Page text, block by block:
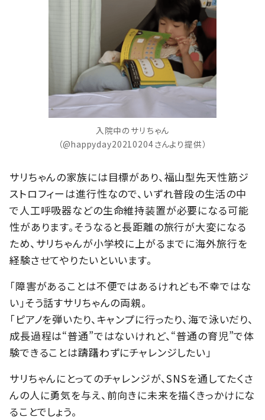
入院中のサリちゃん
（@happyday20210204さんより提供）
サリちゃんの家族には目標があり、福山型先天性筋ジ
ストロフィーは進行性なので、いずれ普段の生活の中
で人工呼吸器などの生命維持装置が必要になる可能
性があります。そうなると長距離の旅行が大変になる
ため、サリちゃんが小学校に上がるまでに海外旅行を
経験させてやりたいといいます。
「障害があることは不便ではあるけれども不幸ではな
い」そう話すサリちゃんの両親。
「ピアノを弾いたり、キャンプに行ったり、海で泳いだり、
成長過程は“普通”ではないけれど、“普通の育児”で体
験できることは躊躇わずにチャレンジしたい」
サリちゃんにとってのチャレンジが、SNSを通してたくさ
んの人に勇気を与え、前向きに未来を描くきっかけにな
ることでしょう。